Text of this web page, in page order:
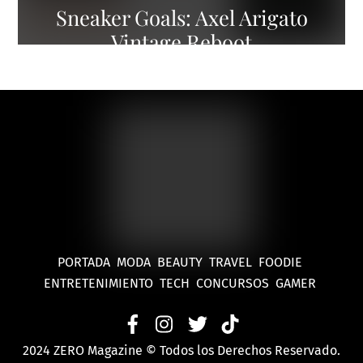
Sneaker Goals: Axel Arigato
Vintage Reboot
PORTADA MODA BEAUTY TRAVEL FOODIE
ENTRETENIMIENTO TECH CONCURSOS GAMER
2024 ZERO Magazine © Todos los Derechos Reservado.